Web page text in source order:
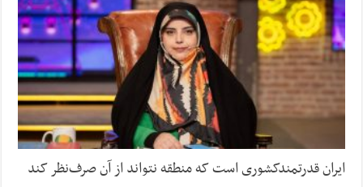
ایران قدرتمندکشوری است که منطقه نتواند از آن صرف‌نظر کند